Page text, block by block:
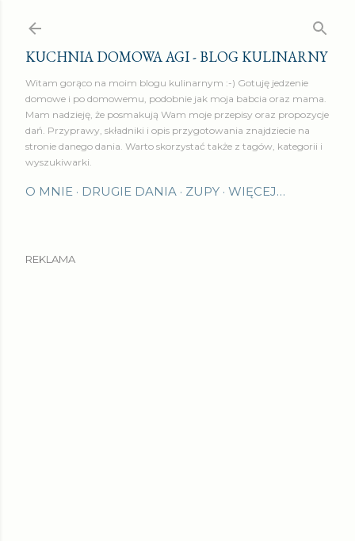
KUCHNIA DOMOWA AGI - BLOG KULINARNY
Witam gorąco na moim blogu kulinarnym :-) Gotuję jedzenie
domowe i po domowemu, podobnie jak moja babcia oraz mama.
Mam nadzieję, że posmakują Wam moje przepisy oraz propozycje
dań. Przyprawy, składniki i opis przygotowania znajdziecie na
stronie danego dania. Warto skorzystać także z tagów, kategorii i
wyszukiwarki.
O MNIE DRUGIE DANIA ZUPY WIĘCEJ…
REKLAMA